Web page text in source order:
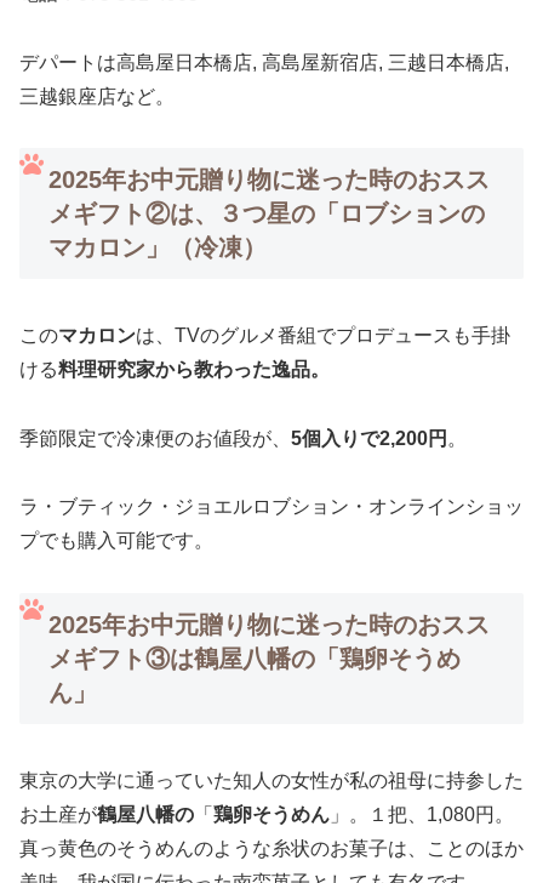
デパートは高島屋日本橋店, 高島屋新宿店, 三越日本橋店,
三越銀座店など。
2025年お中元贈り物に迷った時のおスス
メギフト②は、３つ星の「ロブションの
マカロン」（冷凍）
このマカロンは、TVのグルメ番組でプロデュースも手掛
ける料理研究家から教わった逸品。
季節限定で冷凍便のお値段が、 5個入りで2,200円 。
ラ・ブティック・ジョエルロブション・オンラインショッ
プでも購入可能です。
2025年お中元贈り物に迷った時のおスス
メギフト③は鶴屋八幡の「鶏卵そうめ
ん」
東京の大学に通っていた知人の女性が私の祖母に持参した
お土産が鶴屋八幡の 「 鶏卵そうめん 」。１把、1,080円。
真っ黄色のそうめんのような糸状のお菓子は、ことのほか